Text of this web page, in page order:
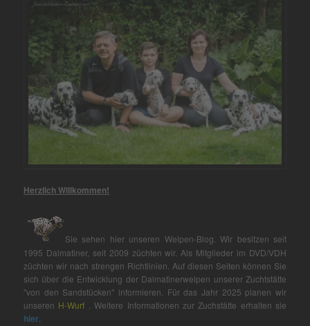
Herzlich Willkommen!
Sie sehen hier unseren Welpen-Blog. Wir besitzen seit
1995 Dalmatiner, seit 2009 züchten wir. Als Mitglieder im DVD/VDH
züchten wir nach strengen Richtlinien. Auf diesen Seiten können Sie
sich über die Entwicklung der Dalmatinerwelpen unserer Zuchtstätte
"von den Sandstücken" informieren. Für das Jahr 2025 planen wir
unseren H-Wurf . Weitere Informationen zur Zuchstätte erhalten sie
hier